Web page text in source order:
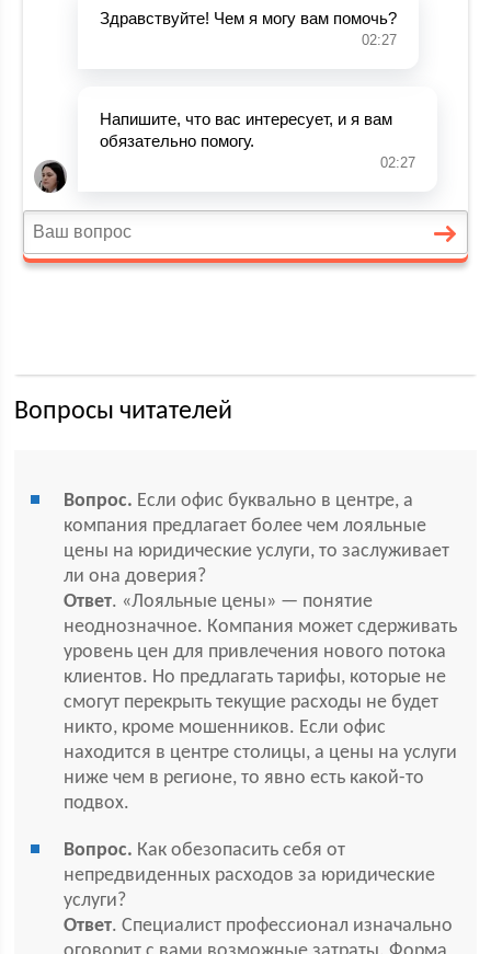
Вопросы читателей
Вопрос. Если офис буквально в центре, а
компания предлагает более чем лояльные
цены на юридические услуги, то заслуживает
ли она доверия?
Ответ. «Лояльные цены» — понятие
неоднозначное. Компания может сдерживать
уровень цен для привлечения нового потока
клиентов. Но предлагать тарифы, которые не
смогут перекрыть текущие расходы не будет
никто, кроме мошенников. Если офис
находится в центре столицы, а цены на услуги
ниже чем в регионе, то явно есть какой-то
подвох.
Вопрос. Как обезопасить себя от
непредвиденных расходов за юридические
услуги?
Ответ. Специалист профессионал изначально